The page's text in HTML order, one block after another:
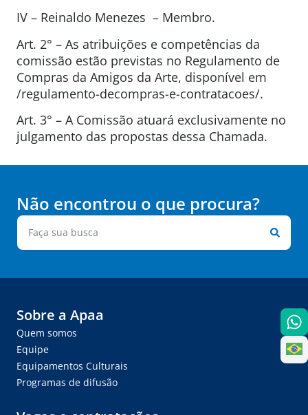
IV – Reinaldo Menezes – Membro.
Art. 2° – As atribuições e competências da
comissão estão previstas no Regulamento de
Compras da Amigos da Arte, disponível em
/regulamento-decompras-e-contratacoes/.
Art. 3° – A Comissão atuará exclusivamente no
julgamento das propostas dessa Chamada.
Não encontrou o que procura?
Sobre a Apaa
Quem somos
Equipe
Equipamentos Culturais
Programas de difusão